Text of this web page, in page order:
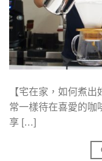
【宅在家，如何煮
常一樣待在喜愛的咖
享 […]